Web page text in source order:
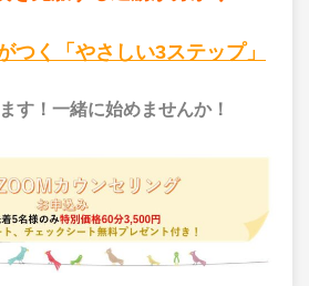
つく「やさしい3ステップ」
す！一緒に始めませんか！